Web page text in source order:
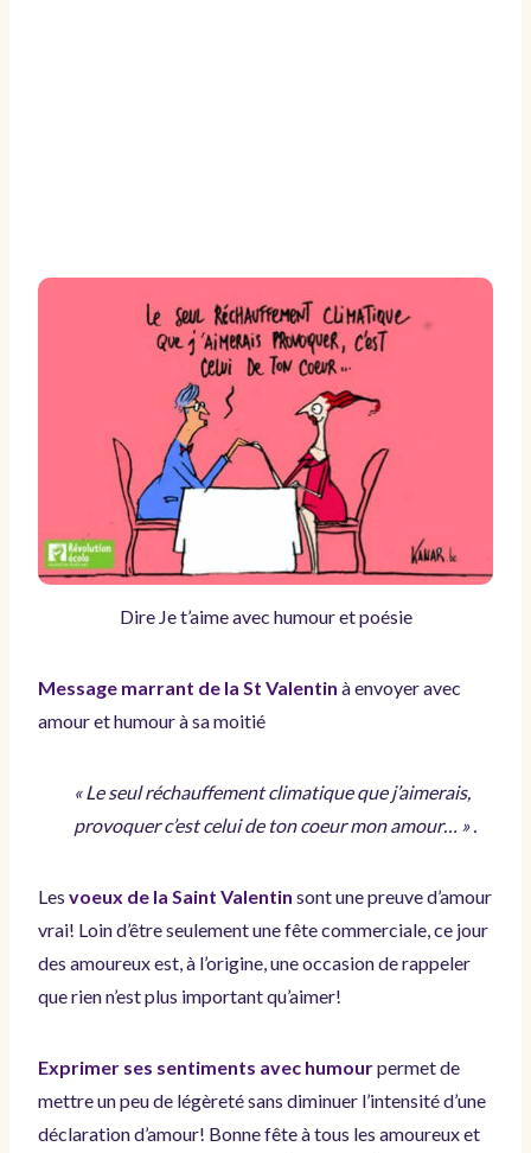
Dire Je t’aime avec humour et poésie
Message marrant de la St Valentin à envoyer avec
amour et humour à sa moitié
« Le seul réchauffement climatique que j’aimerais,
provoquer c’est celui de ton coeur mon amour… » .
Les voeux de la Saint Valentin sont une preuve d’amour
vrai! Loin d’être seulement une fête commerciale, ce jour
des amoureux est, à l’origine, une occasion de rappeler
que rien n’est plus important qu’aimer!
Exprimer ses sentiments avec humourpermet de
mettre un peu de légèreté sans diminuer l’intensité d’une
déclaration d’amour! Bonne fête à tous les amoureux et